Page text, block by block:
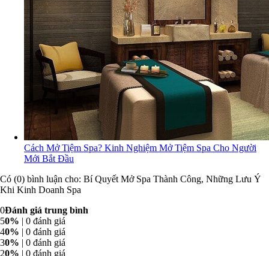
Cách Mở Tiệm Spa? Kinh Nghiệm Mở Tiệm Spa Cho Người
Mới Bắt Đầu
Có (0) bình luận cho: Bí Quyết Mở Spa Thành Công, Những Lưu Ý
Khi Kinh Doanh Spa
0Đánh giá trung bình
50% | 0 đánh giá
40% | 0 đánh giá
30% | 0 đánh giá
20% | 0 đánh giá